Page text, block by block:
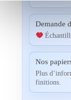
Demande
Nos
Plus
finitions.